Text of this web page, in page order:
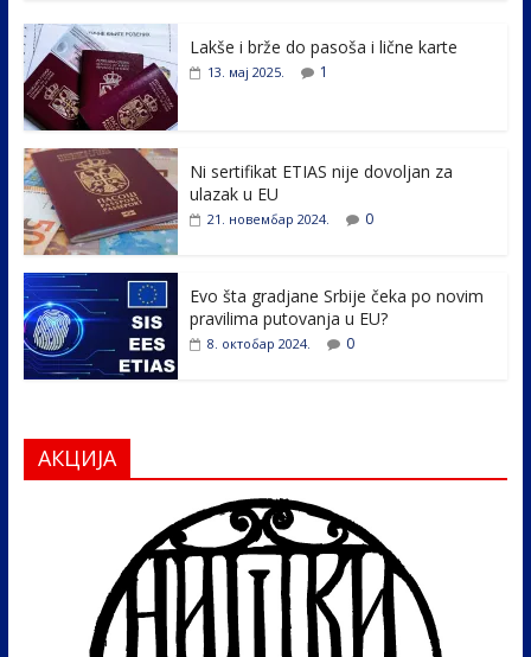
e
b
o
o
k
itt
er e
er ar
e
Lakše i brže do pasoša i lične karte
13. мај 2025. 1
Ni sertifikat ETIAS nije dovoljan za
ulazak u EU
21. новембар 2024. 0
Evo šta gradjane Srbije čeka po novim
pravilima putovanja u EU?
8. октобар 2024. 0
АКЦИЈА